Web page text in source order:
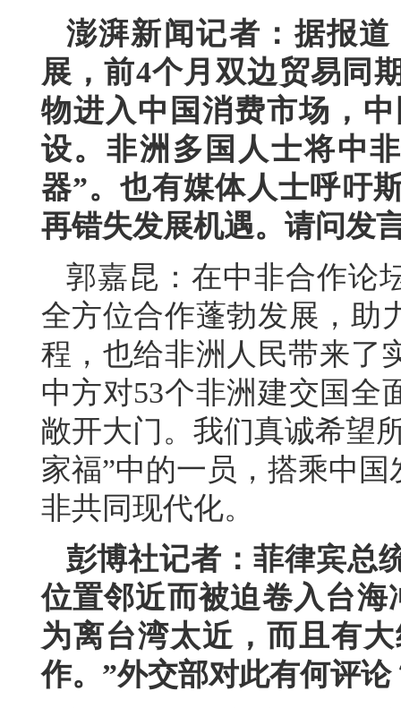
澎湃新闻记者：据报
展，前4个月双边贸易同
物进入中国消费市场，
设。非洲多国人士将中
器”。也有媒体人士呼吁
再错失发展机遇。请问发
郭嘉昆：在中非合作论
全方位合作蓬勃发展，助
程，也给非洲人民带来了
中方对53个非洲建交国全
敞开大门。我们真诚希望
家福”中的一员，搭乘中
非共同现代化。
彭博社记者：菲律宾总
位置邻近而被迫卷入台
为离台湾太近，而且有
作。”外交部对此有何评论